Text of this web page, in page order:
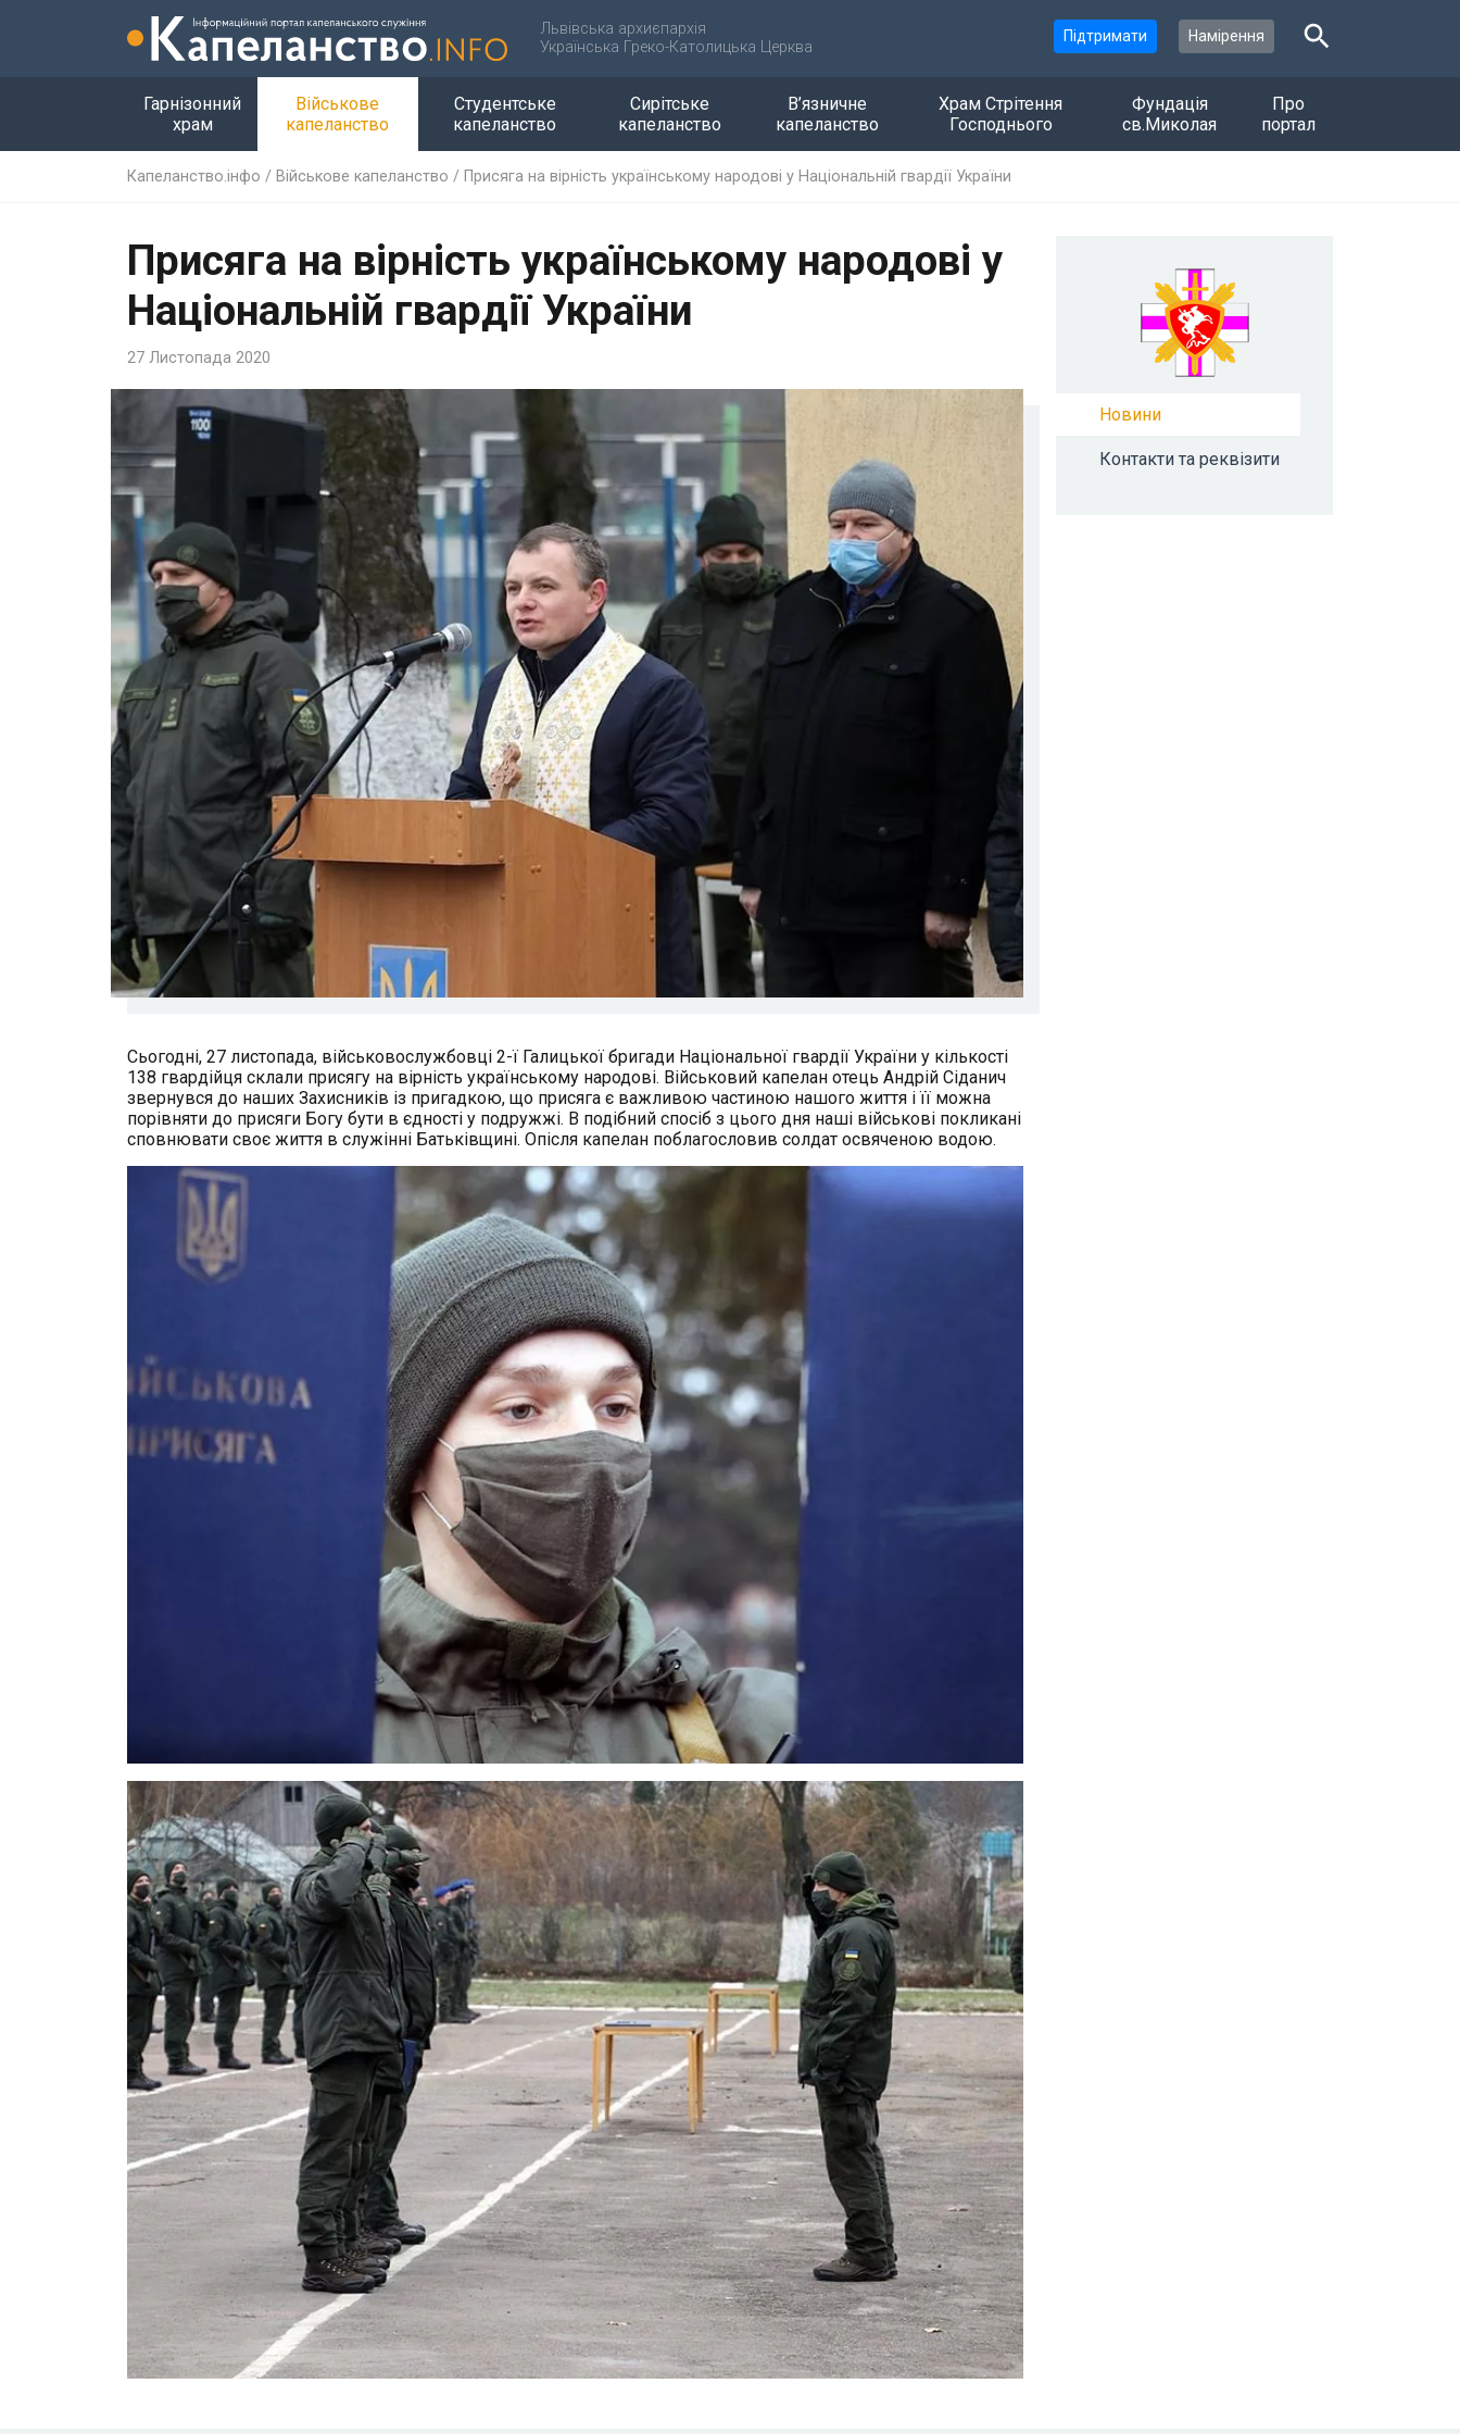
Львівська архиєпархія
Українська Греко-Католицька Церква
Підтримати Намірення
Гарнізонний
храм
Військове
капеланство
Студентське
капеланство
Сирітське
капеланство
В’язничне
капеланство
Храм Стрітення
Господнього
Фундація
св.Миколая
Про
портал
Капеланство.інфо / Військове капеланство / Присяга на вірність українському народові у Національній гвардії України
Присяга на вірність українському народові у
Національній гвардії України
27 Листопада 2020
Сьогодні, 27 листопада, військовослужбовці 2-ї Галицької бригади Національної гвардії України у кількості
138 гвардійця склали присягу на вірність українському народові. Військовий капелан отець Андрій Сіданич
звернувся до наших Захисників із пригадкою, що присяга є важливою частиною нашого життя і її можна
порівняти до присяги Богу бути в єдності у подружжі. В подібний спосіб з цього дня наші військові покликані
сповнювати своє життя в служінні Батьківщині. Опісля капелан поблагословив солдат освяченою водою.
Новини
Контакти та реквізити